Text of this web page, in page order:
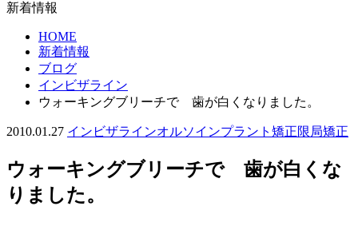
新着情報
HOME
新着情報
ブログ
インビザライン
ウォーキングブリーチで 歯が白くなりました。
2010.01.27 インビザラインオルソインプラント 矯正限局矯正
ウォーキングブリーチで 歯が白くな
りました。